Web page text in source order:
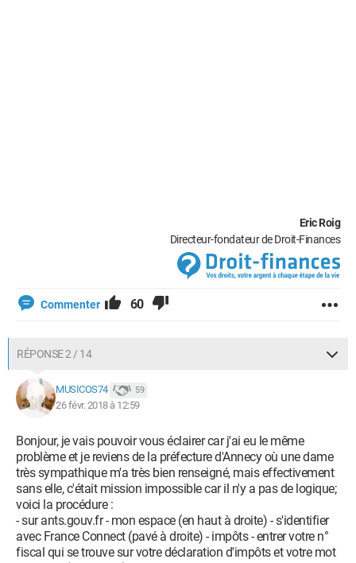
Eric Roig
Directeur-fondateur de Droit-Finances
Commenter 60
RÉPONSE 2 / 14
MUSICOS74 59
26 févr. 2018 à 12:59
Bonjour, je vais pouvoir vous éclairer car j'ai eu le même
problème et je reviens de la préfecture d'Annecy où une dame
très sympathique m'a très bien renseigné, mais effectivement
sans elle, c'était mission impossible car il n'y a pas de logique;
voici la procédure :
- sur ants.gouv.fr - mon espace (en haut à droite) - s'identifier
avec France Connect (pavé à droite) - impôts - entrer votre n°
fiscal qui se trouve sur votre déclaration d'impôts et votre mot